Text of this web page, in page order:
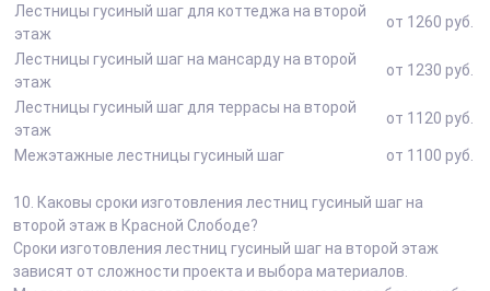
Лестницы гусиный шаг для коттеджа на второй
этаж
от 1260 руб.
Лестницы гусиный шаг на мансарду на второй
этаж
от 1230 руб.
Лестницы гусиный шаг для террасы на второй
этаж
от 1120 руб.
Межэтажные лестницы гусиный шаг от 1100 руб.
10. Каковы сроки изготовления лестниц гусиный шаг на
второй этаж в Красной Слободе?
Сроки изготовления лестниц гусиный шаг на второй этаж
зависят от сложности проекта и выбора материалов.